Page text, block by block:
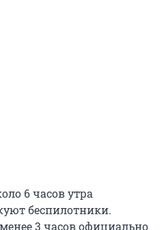
6 часов утра
беспилотники.
3 часов официально